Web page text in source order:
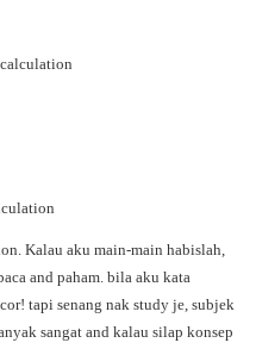
Kalau aku main-main habislah,
and paham. bila aku kata
tapi senang nak study je, subjek
sangat and kalau silap konsep